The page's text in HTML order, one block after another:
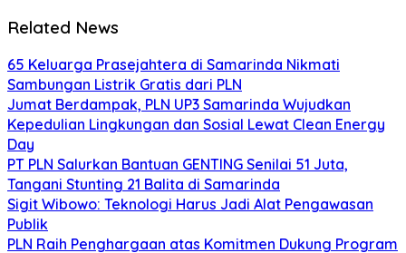
Related News
65 Keluarga Prasejahtera di Samarinda Nikmati
Sambungan Listrik Gratis dari PLN
Jumat Berdampak, PLN UP3 Samarinda Wujudkan
Kepedulian Lingkungan dan Sosial Lewat Clean Energy
Day
PT PLN Salurkan Bantuan GENTING Senilai 51 Juta,
Tangani Stunting 21 Balita di Samarinda
Sigit Wibowo: Teknologi Harus Jadi Alat Pengawasan
Publik
PLN Raih Penghargaan atas Komitmen Dukung Program